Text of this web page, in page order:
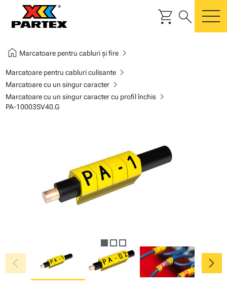
shopping_cart search
home Marcatoare pentru cabluri și firechevron_right
Marcatoare pentru cabluri culisantechevron_right
Marcatoare cu un singur caracterchevron_right
Marcatoare cu un singur caracter cu profil închischevron_right
PA-10003SV40.G
chevron_left chevron_right